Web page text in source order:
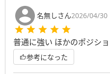
名無しさん2026/04/30
普通に強い ほかのポジシ
参考になった